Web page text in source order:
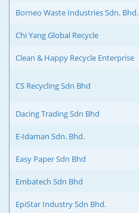
Borneo Waste Industries Sdn. Bhd.
Chi Yang Global Recycle
Clean & Happy Recycle Enterprise
CS Recycling Sdn Bhd
Dacing Trading Sdn Bhd
E-Idaman Sdn. Bhd.
Easy Paper Sdn Bhd
Embatech Sdn Bhd
EpiStar Industry Sdn Bhd.